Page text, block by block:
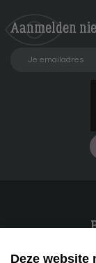
Deze website
Aanmelden